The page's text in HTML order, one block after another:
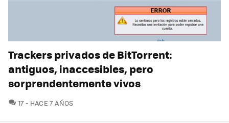
Trackers privados de BitTorrent:
antiguos, inaccesibles, pero
sorprendentemente vivos
17COMENTARIOS
HACE 7 AÑOS